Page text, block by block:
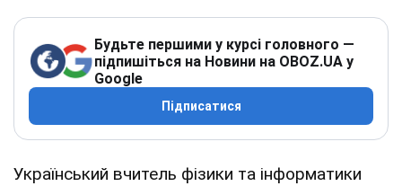
Будьте першими у курсі головного —
підпишіться на Новини на OBOZ.UA у
Google
Підписатися
Український вчитель фізики та інформатики